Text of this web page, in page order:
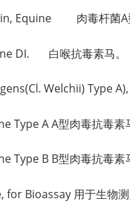
Equine 肉毒杆菌A
DI. 白喉抗毒素马。
Welchii) Type A),
A A型肉毒抗毒素
B B型肉毒抗毒素
Bioassay 用于生物测